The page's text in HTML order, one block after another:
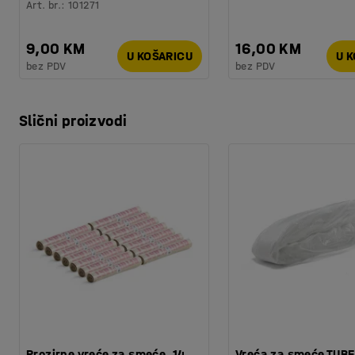
Art. br.:101271
9,00 KM
bez PDV
U KOŠARICU 16,00 KM
bez PDV
U
Slični proizvodi